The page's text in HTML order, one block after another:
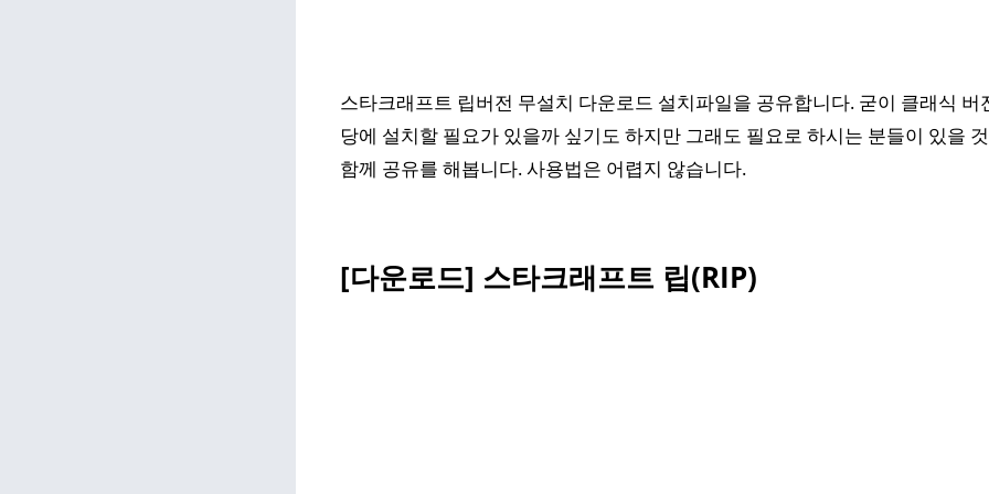
스타크래프트 립버전 무설치 다운로드 설치파일을 공유합니다. 굳이 클래식 버
당에 설치할 필요가 있을까 싶기도 하지만 그래도 필요로 하시는 분들이 있을
함께 공유를 해봅니다. 사용법은 어렵지 않습니다.
[다운로드] 스타크래프트 립(RIP)